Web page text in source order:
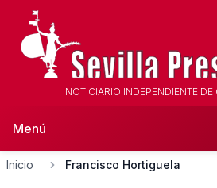
NOTICIARIO INDEPENDIENTE
Menú
Inicio Francisco Hortiguela